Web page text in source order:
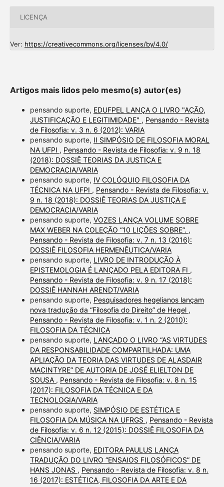
LICENÇA
Ver: https://creativecommons.org/licenses/by/4.0/
Artigos mais lidos pelo mesmo(s) autor(es)
pensando suporte, EDUFPEL LANÇA O LIVRO "AÇÃO,
JUSTIFICAÇÃO E LEGITIMIDADE" , Pensando - Revista
de Filosofia: v. 3 n. 6 (2012): VARIA
pensando suporte, II SIMPÓSIO DE FILOSOFIA MORAL
NA UFPI , Pensando - Revista de Filosofia: v. 9 n. 18
(2018): DOSSIÊ TEORIAS DA JUSTIÇA E
DEMOCRACIA/VARIA
pensando suporte, IV COLÓQUIO FILOSOFIA DA
TÉCNICA NA UFPI , Pensando - Revista de Filosofia: v.
9 n. 18 (2018): DOSSIÊ TEORIAS DA JUSTIÇA E
DEMOCRACIA/VARIA
pensando suporte, VOZES LANÇA VOLUME SOBRE
MAX WEBER NA COLEÇÃO “10 LIÇÕES SOBRE”. ,
Pensando - Revista de Filosofia: v. 7 n. 13 (2016):
DOSSIÊ FILOSOFIA HERMENÊUTICA/VARIA
pensando suporte, LIVRO DE INTRODUÇÃO À
EPISTEMOLOGIA É LANÇADO PELA EDITORA FI ,
Pensando - Revista de Filosofia: v. 9 n. 17 (2018):
DOSSIÊ HANNAH ARENDT/VARIA
pensando suporte, Pesquisadores hegelianos lançam
nova tradução da “Filosofia do Direito” de Hegel ,
Pensando - Revista de Filosofia: v. 1 n. 2 (2010):
FILOSOFIA DA TÉCNICA
pensando suporte, LANÇADO O LIVRO “AS VIRTUDES
DA RESPONSABILIDADE COMPARTILHADA: UMA
APLIAÇÃO DA TEORIA DAS VIRTUDES DE ALASDAIR
MACINTYRE” DE AUTORIA DE JOSÉ ELIELTON DE
SOUSA , Pensando - Revista de Filosofia: v. 8 n. 15
(2017): FILOSOFIA DA TÉCNICA E DA
TECNOLOGIA/VARIA
pensando suporte, SIMPÓSIO DE ESTÉTICA E
FILOSOFIA DA MÚSICA NA UFRGS , Pensando - Revista
de Filosofia: v. 6 n. 12 (2015): DOSSIÊ FILOSOFIA DA
CIÊNCIA/VARIA
pensando suporte, EDITORA PAULUS LANÇA
TRADUÇÃO DO LIVRO “ENSAIOS FILOSÓFICOS” DE
HANS JONAS , Pensando - Revista de Filosofia: v. 8 n.
16 (2017): ESTÉTICA, FILOSOFIA DA ARTE E DA